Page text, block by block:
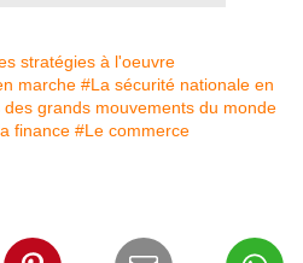
stratégies à l'oeuvre
marche #La sécurité nationale en
grands mouvements du monde
finance #Le commerce